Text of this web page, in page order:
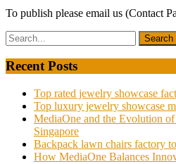
To publish please email us (Contact
Recent Posts
Top rated jewelry showcase
Top luxury jewelry showcase
MediaOne and the Evolution
Singapore
Backpack lawn chairs factory
How MediaOne Balances